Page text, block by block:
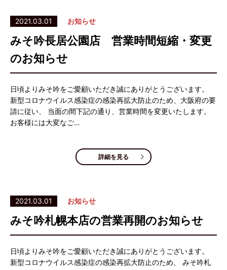
2021.03.01 お知らせ
みそ吟長居公園店 営業時間短縮・変更
のお知らせ
日頃よりみそ吟をご愛顧いただき誠にありがとうございます。
新型コロナウイルス感染症の感染再拡大防止のため、大阪府の要
請に従い、 当面の間下記の通り、営業時間を変更いたします。
お客様には大変なご…
詳細を見る
2021.03.01 お知らせ
みそ吟札幌本店の営業再開のお知らせ
日頃よりみそ吟をご愛顧いただき誠にありがとうございます。
新型コロナウイルス感染症の感染再拡大防止のため、 みそ吟札